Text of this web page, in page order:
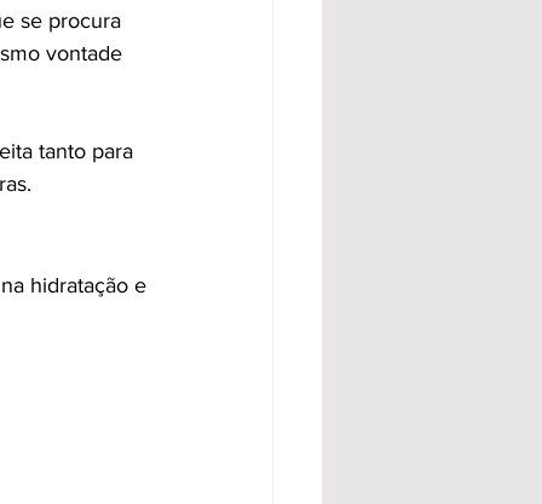
se procura
vontade
tanto para
hidratação e